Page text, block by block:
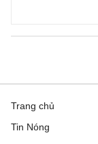
Trang chủ
Tin Nóng